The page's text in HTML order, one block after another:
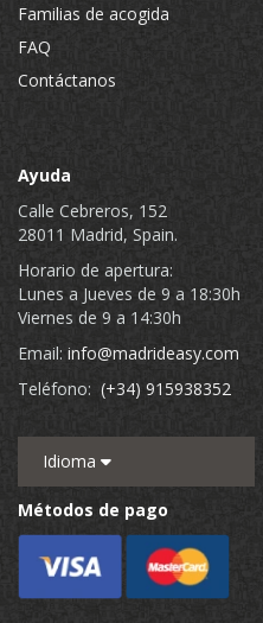
Familias de acogida
FAQ
Contáctanos
Ayuda
Calle Cebreros, 152
28011 Madrid, Spain.
Horario de apertura:
Lunes a Jueves de 9 a 18:30h
Viernes de 9 a 14:30h
Email: info@madrideasy.com
Teléfono: (+34) 915938352
Idioma
Métodos de pago